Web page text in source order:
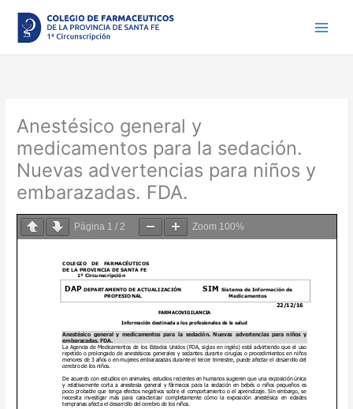
contenido
Anestésico general y
medicamentos para la sedación.
Nuevas advertencias para niños y
embarazadas. FDA.
Página 1 /2 Zoom 100%